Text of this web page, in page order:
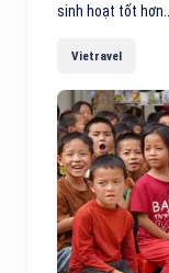
sinh hoạt tốt hơn...
Vietravel